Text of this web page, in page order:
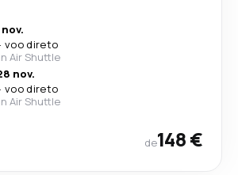
· voo direto
Air Shuttle
nov.
· voo direto
Air Shuttle
de148 €